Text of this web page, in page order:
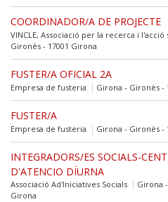
COORDINADOR/A DE PROJECTE
VINCLE, Associació per la recerca i l'acció
Gironès - 17001 Girona
FUSTER/A OFICIAL 2A
Empresa de fusteria
Girona - Gironès -
FUSTER/A
Empresa de fusteria
Girona - Gironès -
INTEGRADORS/ES SOCIALS-
D'ATENCIO DÏURNA
Associació Ad'Iniciatives Socials
Girona
Girona